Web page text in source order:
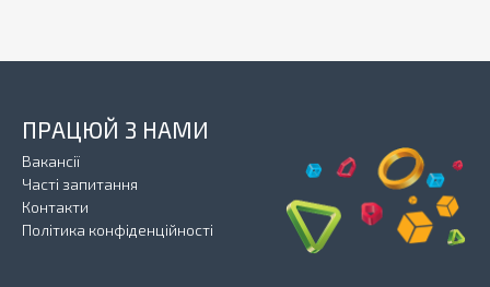
ПРАЦЮЙ З НАМИ
Вакансії
Часті запитання
Контакти
Політика конфіденційності